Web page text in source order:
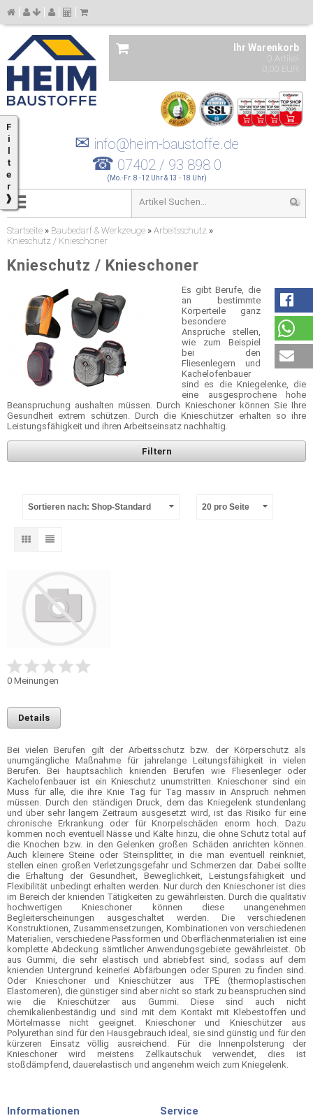
Ihr Warenkorb
0 Artikel
0,00 EUR
✉ info@heim-baustoffe.de
☎ 07402 / 93 898 0
(Mo.-Fr. 8 -12 Uhr & 13 - 18 Uhr)
Startseite » Baubedarf & Werkzeuge » Arbeitsschutz »
Knieschutz / Knieschoner
Knieschutz / Knieschoner
Es gibt Berufe, die
an bestimmte
Körperteile ganz
besondere
Ansprüche stellen,
wie zum Beispiel
bei den
Fliesenlegern und
Kachelofenbauer
sind es die Kniegelenke, die
eine ausgesprochene hohe
Beanspruchung aushalten müssen. Durch Knieschoner können Sie Ihre
Gesundheit extrem schützen. Durch die Knieschützer erhalten so ihre
Leistungsfähigkeit und ihren Arbeitseinsatz nachhaltig.
Filtern
Sortieren nach: Shop-Standard 20 pro Seite
0 Meinungen
Details
Bei vielen Berufen gilt der Arbeitsschutz bzw. der Körperschutz als
unumgängliche Maßnahme für jahrelange Leitungsfähigkeit in vielen
Berufen. Bei hauptsächlich knienden Berufen wie Fliesenleger oder
Kachelofenbauer ist ein Knieschutz unumstritten. Knieschoner sind ein
Muss für alle, die ihre Knie Tag für Tag massiv in Anspruch nehmen
müssen. Durch den ständigen Druck, dem das Kniegelenk stundenlang
und über sehr langem Zeitraum ausgesetzt wird, ist das Risiko für eine
chronische Erkrankung oder für Knorpelschäden enorm hoch. Dazu
kommen noch eventuell Nässe und Kälte hinzu, die ohne Schutz total auf
die Knochen bzw. in den Gelenken großen Schäden anrichten können.
Auch kleinere Steine oder Steinsplitter, in die man eventuell reinkniet,
stellen einen großen Verletzungsgefahr und Schmerzen dar. Dabei sollte
die Erhaltung der Gesundheit, Beweglichkeit, Leistungsfähigkeit und
Flexibilität unbedingt erhalten werden. Nur durch den Knieschoner ist dies
im Bereich der knienden Tätigkeiten zu gewährleisten. Durch die qualitativ
hochwertigen Knieschoner können diese unangenehmen
Begleiterscheinungen ausgeschaltet werden. Die verschiedenen
Konstruktionen, Zusammensetzungen, Kombinationen von verschiedenen
Materialien, verschiedene Passformen und Oberflächenmaterialien ist eine
komplette Abdeckung sämtlicher Anwendungsgebiete gewährleistet. Ob
aus Gummi, die sehr elastisch und abriebfest sind, sodass auf dem
knienden Untergrund keinerlei Abfärbungen oder Spuren zu finden sind.
Oder Knieschoner und Knieschützer aus TPE (thermoplastischen
Elastomeren), die günstiger sind aber nicht so stark zu beanspruchen sind
wie die Knieschützer aus Gummi. Diese sind auch nicht
chemikalienbeständig und sind mit dem Kontakt mit Klebestoffen und
Mörtelmasse nicht geeignet. Knieschoner und Knieschützer aus
Polyurethan sind für den Hausgebrauch ideal, sie sind günstig und für den
kürzeren Einsatz völlig ausreichend. Für die Innenpolsterung der
Knieschoner wird meistens Zellkautschuk verwendet, dies ist
stoßdämpfend, dauerelastisch und angenehm weich zum Kniegelenk.
F
i
t
e
r
❱
Informationen Service